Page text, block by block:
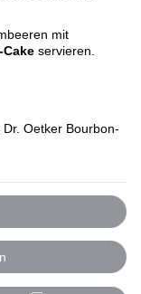
mit
Cakeservieren.
Dr. Oetker Bourbon-